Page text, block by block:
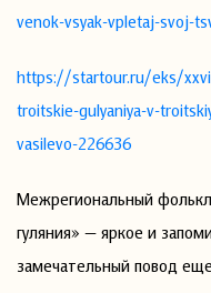
venok-vsyak-vpletaj-svoj-
https://startour.ru/eks/
troitskie-gulyaniya-v-
vasilevo-226636
Межрегиональный
гуляния» — яркое и
замечательный повод